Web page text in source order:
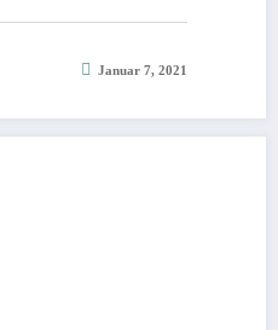
Januar 7, 2021